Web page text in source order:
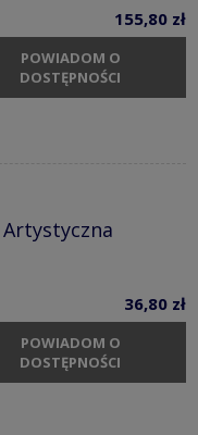
155,80 zł
POWIADOM O
DOSTĘPNOŚCI
36,80 zł
POWIADOM O
DOSTĘPNOŚCI